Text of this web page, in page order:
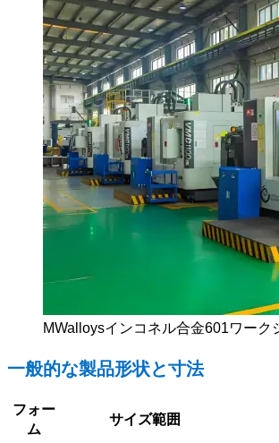
MWalloysインコネル合金601ワーク
一般的な製品形状と寸法
フォー
ム
サイズ範囲